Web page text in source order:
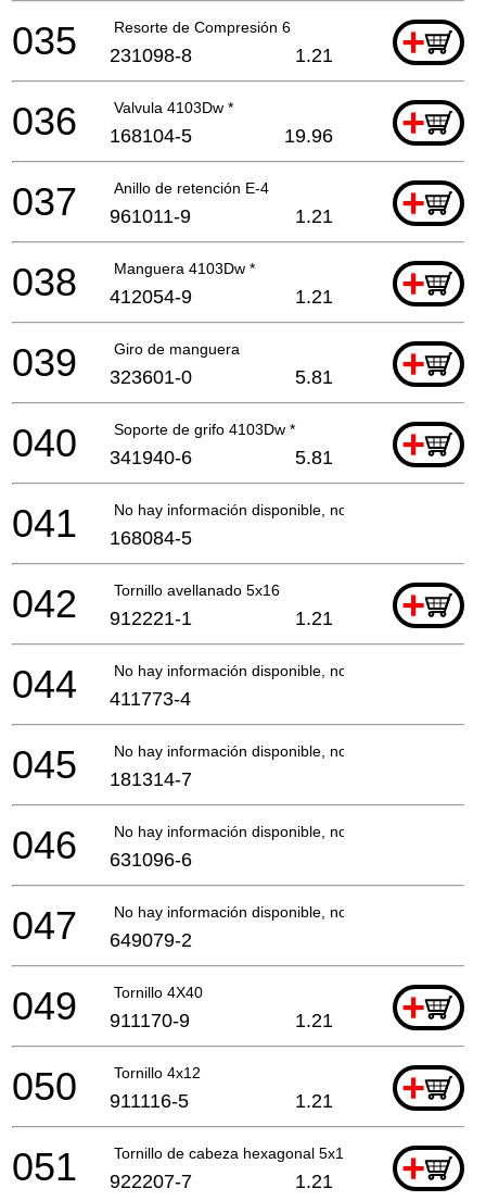
Resorte de Compresión 6 +
035 231098-8 1.21
Valvula 4103Dw * +
036 168104-5 19.96
Anillo de retención E-4 +
037 961011-9 1.21
Manguera 4103Dw * +
038 412054-9 1.21
Giro de manguera +
039 323601-0 5.81
Soporte de grifo 4103Dw * +
040 341940-6 5.81
No hay información disponible, no se puede pedir
041 168084-5
Tornillo avellanado 5x16 +
042 912221-1 1.21
No hay información disponible, no se puede pedir
044 411773-4
No hay información disponible, no se puede pedir
045 181314-7
No hay información disponible, no se puede pedir
046 631096-6
No hay información disponible, no se puede pedir
047 649079-2
Tornillo 4X40 +
049 911170-9 1.21
Tornillo 4x12 +
050 911116-5 1.21
Tornillo de cabeza hexagonal 5x10 +
051 922207-7 1.21